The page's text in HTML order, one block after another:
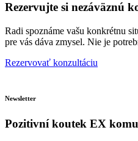
Rezervujte si nezáväznú
Radi spoznáme vašu konkrétnu
pre vás dáva zmysel. Nie je
Rezervovať konzultáciu
Newsletter
Pozitivní koutek EX